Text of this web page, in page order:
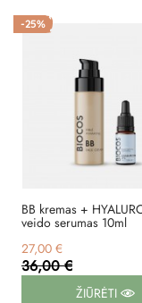
-25%
BB kremas + HYALURON 2%
veido serumas 10ml
27,00 €
36,00 €
ŽIŪRĖTI